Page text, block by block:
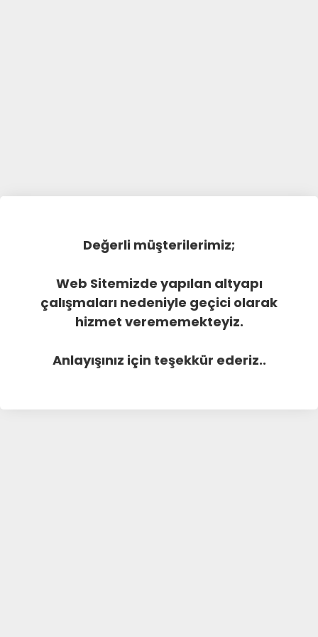
Değerli müşterilerimiz;
Web Sitemizde yapılan altyapı
çalışmaları nedeniyle geçici olarak
hizmet verememekteyiz.
Anlayışınız için teşekkür ederiz..